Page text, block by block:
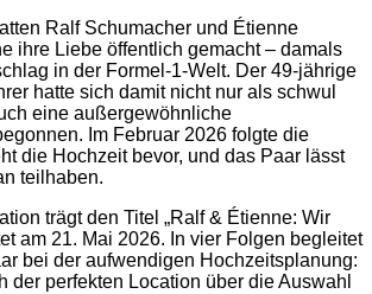
Ralf Schumacher und Étienne
ihre Liebe öffentlich gemacht – damals
in der Formel-1-Welt. Der 49-jährige
hatte sich damit nicht nur als schwul
eine außergewöhnliche
Im Februar 2026 folgte die
die Hochzeit bevor, und das Paar lässt
teilhaben.
trägt den Titel „Ralf & Étienne: Wir
am 21. Mai 2026. In vier Folgen begleitet
bei der aufwendigen Hochzeitsplanung:
der perfekten Location über die Auswahl